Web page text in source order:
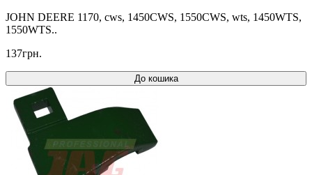
JOHN DEERE 1170, cws, 1450CWS, 1550CWS, wts, 1450WTS,
1550WTS..
137грн.
До кошика